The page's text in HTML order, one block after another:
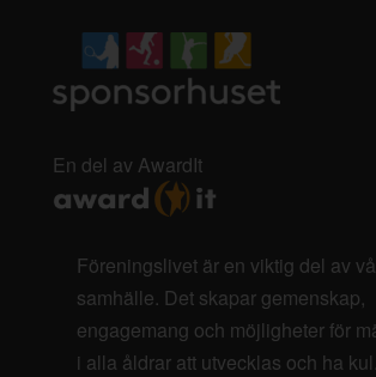
En del av AwardIt
Föreningslivet är en viktig del av
samhälle. Det skapar gemenskap,
engagemang och möjligheter för
i alla åldrar att utvecklas och ha